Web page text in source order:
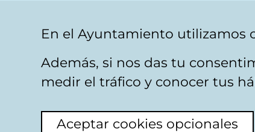
Legal warning Privacy Politica de
En el Ayuntamiento utilizamos
Además, si nos das tu
medir el tráfico y conocer tus
Aceptar cookies opcionales